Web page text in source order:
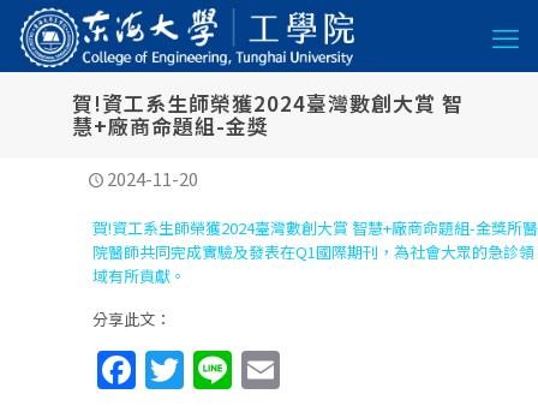
賀!資工系生師榮獲2024臺灣數創大賞 智
慧+廠商命題組-金獎
2024-11-20
賀!資工系生師榮獲2024臺灣數創大賞 智慧+廠商命題組-金獎所醫
院醫師共同完成實驗及發表在Q1國際期刊，為社會大眾的急診領
域有所貢獻。
分享此文：
Facebook
Twitter
LineEmail